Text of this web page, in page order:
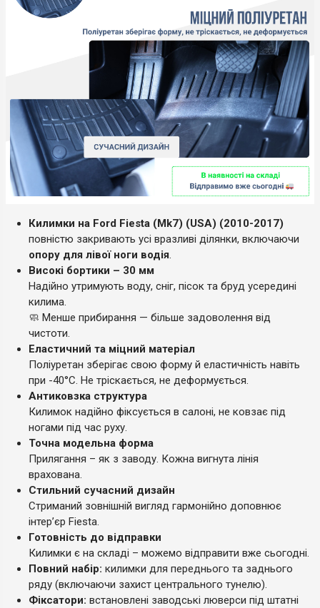
Килимки на Ford Fiesta (Mk7) (USA) (2010-2017)
повністю закривають усі вразливі ділянки, включаючи
опору для лівої ноги водія.
Високі бортики – 30 мм
Надійно утримують воду, сніг, пісок та бруд усередині
килима.
🧼 Менше прибирання — більше задоволення від
чистоти.
Еластичний та міцний матеріал
Поліуретан зберігає свою форму й еластичність навіть
при -40°C. Не тріскається, не деформується.
Антиковзка структура
Килимок надійно фіксується в салоні, не ковзає під
ногами під час руху.
Точна модельна форма
Прилягання – як з заводу. Кожна вигнута лінія
врахована.
Стильний сучасний дизайн
Стриманий зовнішній вигляд гармонійно доповнює
інтер’єр Fiesta.
Готовність до відправки
Килимки є на складі – можемо відправити вже сьогодні.
Повний набір: килимки для переднього та заднього
ряду (включаючи захист центрального тунелю).
Фіксатори: встановлені заводські люверси під штатні